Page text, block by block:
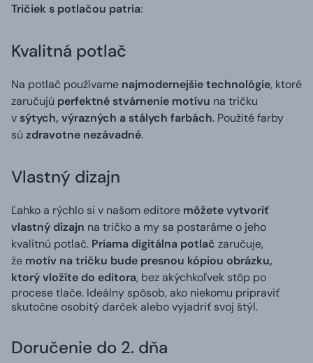
Tričiek s potlačou patria:
Kvalitná potlač
Na potlač používame najmodernejšie technológie, ktoré
zaručujú perfektné stvárnenie motívu na tričku
v sýtych, výrazných a stálych farbách. Použité farby
sú zdravotne nezávadné.
Vlastný dizajn
Ľahko a rýchlo si v našom editore môžete vytvoriť
vlastný dizajn na tričko a my sa postaráme o jeho
kvalitnú potlač. Priama digitálna potlač zaručuje,
že motív na tričku bude presnou kópiou obrázku,
ktorý vložíte do editora, bez akýchkoľvek stôp po
procese tlače. Ideálny spôsob, ako niekomu pripraviť
skutočne osobitý darček alebo vyjadriť svoj štýl.
Doručenie do 2. dňa